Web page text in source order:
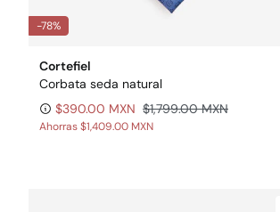
-78%
Cortefiel
Corbata seda natural
$390.00 MXN $1,799.00 MXN
Ahorras$1,409.00 MXN